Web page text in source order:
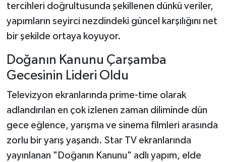
tercihleri doğrultusunda şekillenen dünkü veriler,
yapımların seyirci nezdindeki güncel karşılığını net
bir şekilde ortaya koyuyor.
Doğanın Kanunu Çarşamba
Gecesinin Lideri Oldu
Televizyon ekranlarında prime-time olarak
adlandırılan en çok izlenen zaman diliminde dün
gece eğlence, yarışma ve sinema filmleri arasında
zorlu bir yarış yaşandı. Star TV ekranlarında
yayınlanan "Doğanın Kanunu" adlı yapım, elde